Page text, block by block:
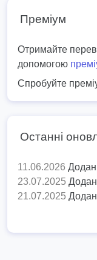
Преміум
Отримайте
допомогою
Спробуйте
Останні
11.06.2026
23.07.2025
21.07.2025